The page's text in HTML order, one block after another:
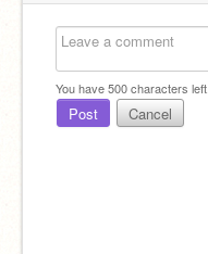
You have500characters left.
Post Cancel